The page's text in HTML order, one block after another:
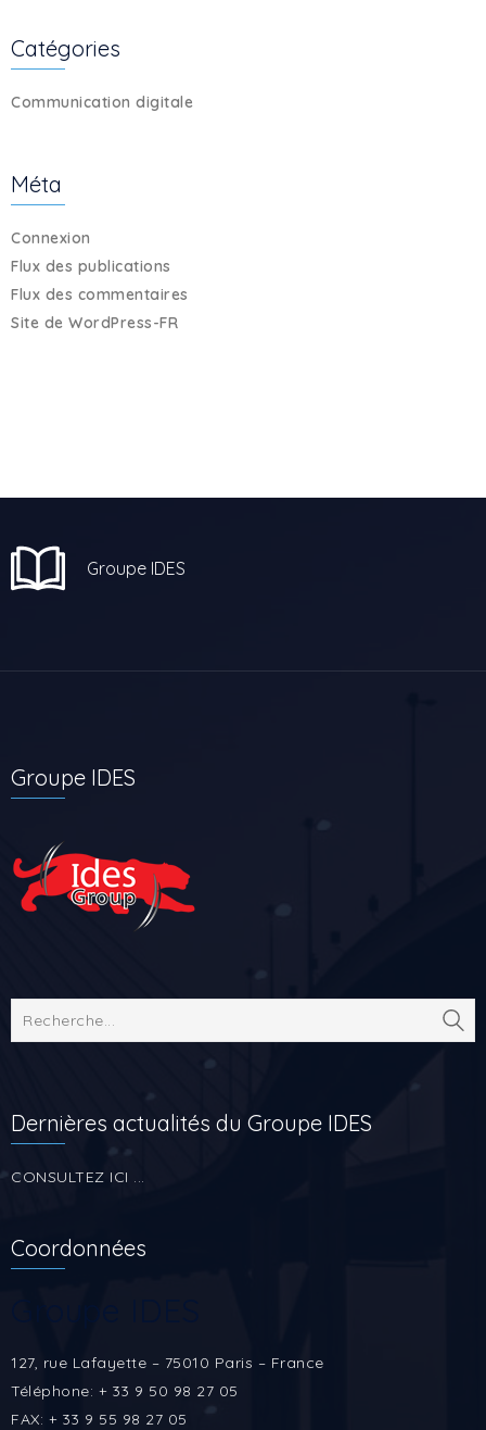
Catégories
Communication digitale
Méta
Connexion
Flux des publications
Flux des commentaires
Site de WordPress-FR
Groupe IDES
Groupe IDES
Dernières actualités du Groupe IDES
CONSULTEZ ICI ...
Coordonnées
127, rue Lafayette – 75010 Paris – France
Téléphone: + 33 9 50 98 27 05
FAX: + 33 9 55 98 27 05